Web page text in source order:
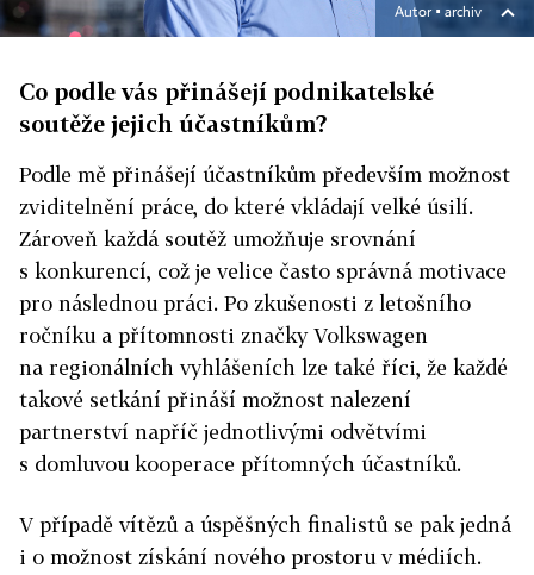
Autor ▪ archiv
Co podle vás přinášejí podnikatelské
soutěže jejich účastníkům?
Podle mě přinášejí účastníkům především možnost
zviditelnění práce, do které vkládají velké úsilí.
Zároveň každá soutěž umožňuje srovnání
s konkurencí, což je velice často správná motivace
pro následnou práci. Po zkušenosti z letošního
ročníku a přítomnosti značky Volkswagen
na regionálních vyhlášeních lze také říci, že každé
takové setkání přináší možnost nalezení
partnerství napříč jednotlivými odvětvími
s domluvou kooperace přítomných účastníků.
V případě vítězů a úspěšných finalistů se pak jedná
i o možnost získání nového prostoru v médiích.